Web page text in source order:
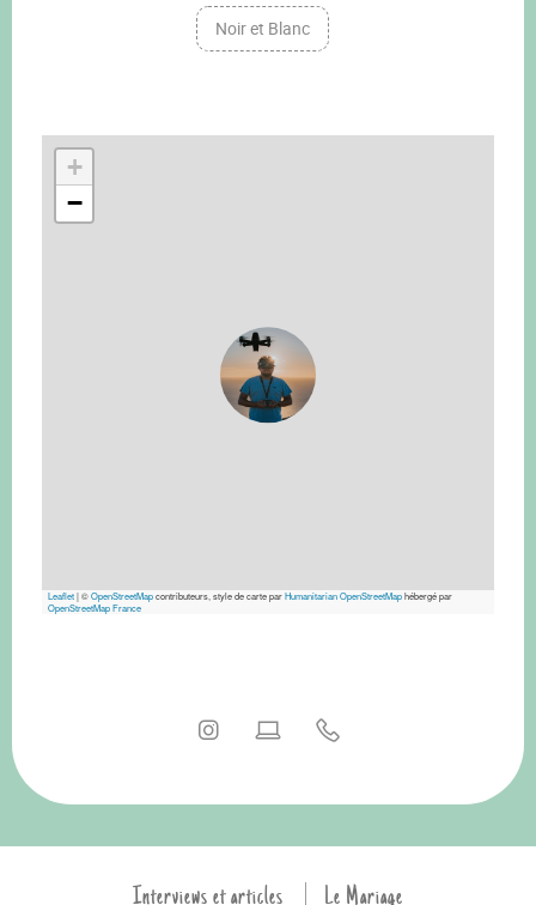
Noir et Blanc
+
−
Leaflet|©OpenStreetMapcontributeurs, style de carte parHumanitarian OpenStreetMaphébergé par
OpenStreetMap France
Interviews et articles Le Mariage